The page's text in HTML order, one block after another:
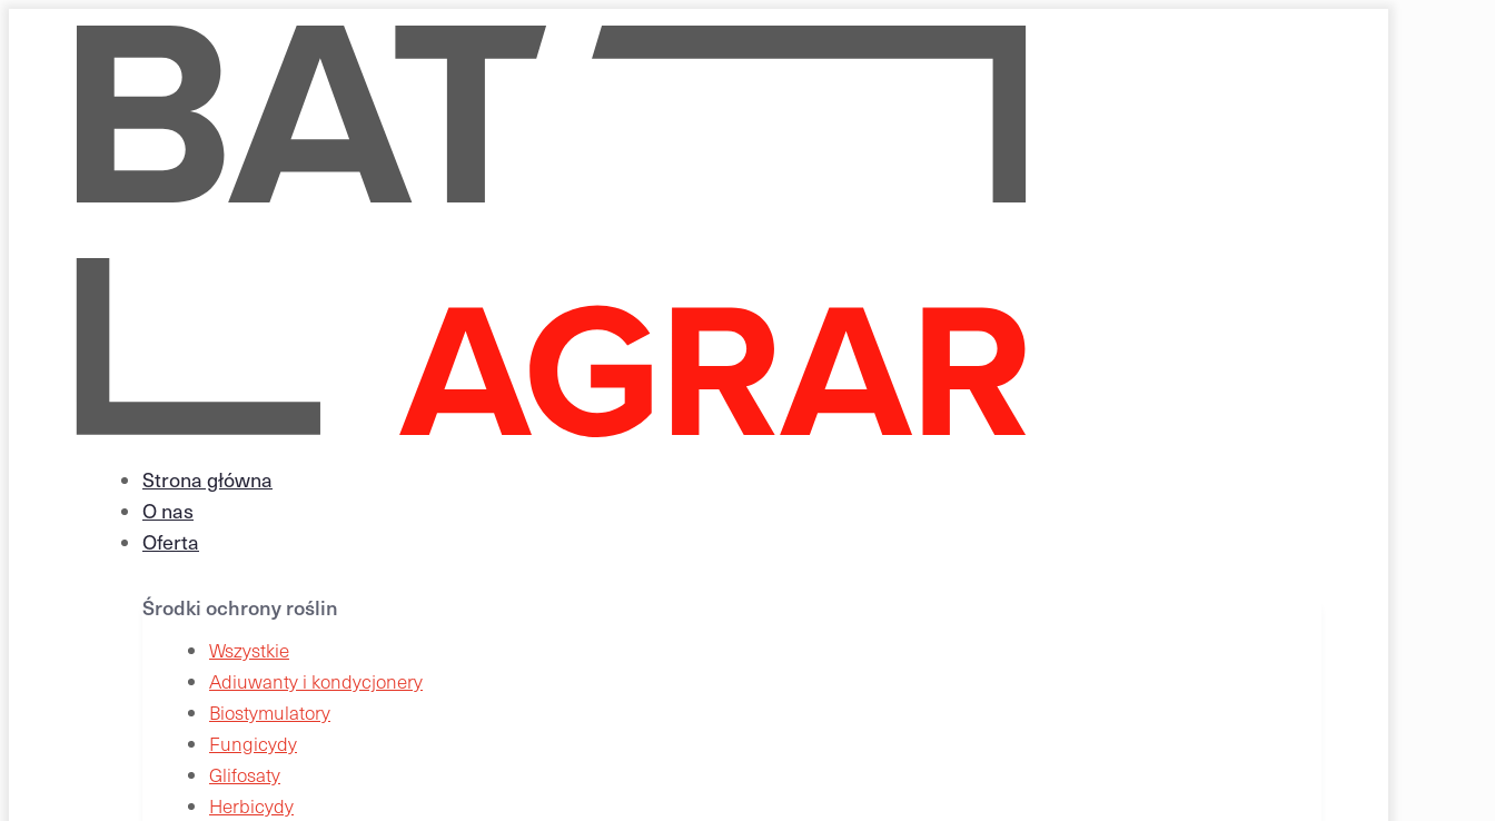
Strona główna
O nas
Oferta
Środki ochrony roślin
Wszystkie
Adiuwanty i kondycjonery
Biostymulatory
Fungicydy
Glifosaty
Herbicydy